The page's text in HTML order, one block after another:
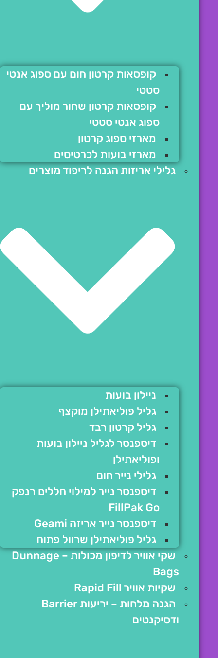
קופסאות קרטון חום עם ספוג אנטי
סטטי
קופסאות קרטון שחור מוליך עם
ספוג אנטי סטטי
מארזי ספוג קרטון
מארזי בועות לכרטיסים
גלילי אריזות הגנה לריפוד מוצרים
ניילון בועות
גליל פוליאתילן מוקצף
גליל קרטון רבד
דיספנסר לגליל ניילון בועות
ופוליאתילן
גלילי נייר חום
דיספנסר נייר למילוי חללים רנפק
FillPak Go
דיספנסר נייר אריזה Geami
גליל פוליאתילן שרוול פתוח
שקי אוויר לדיפון מכולות – Dunnage
Bags
שקיות אוויר Rapid Fill
הגנה מלחות – יריעות Barrier
ודסיקנטים